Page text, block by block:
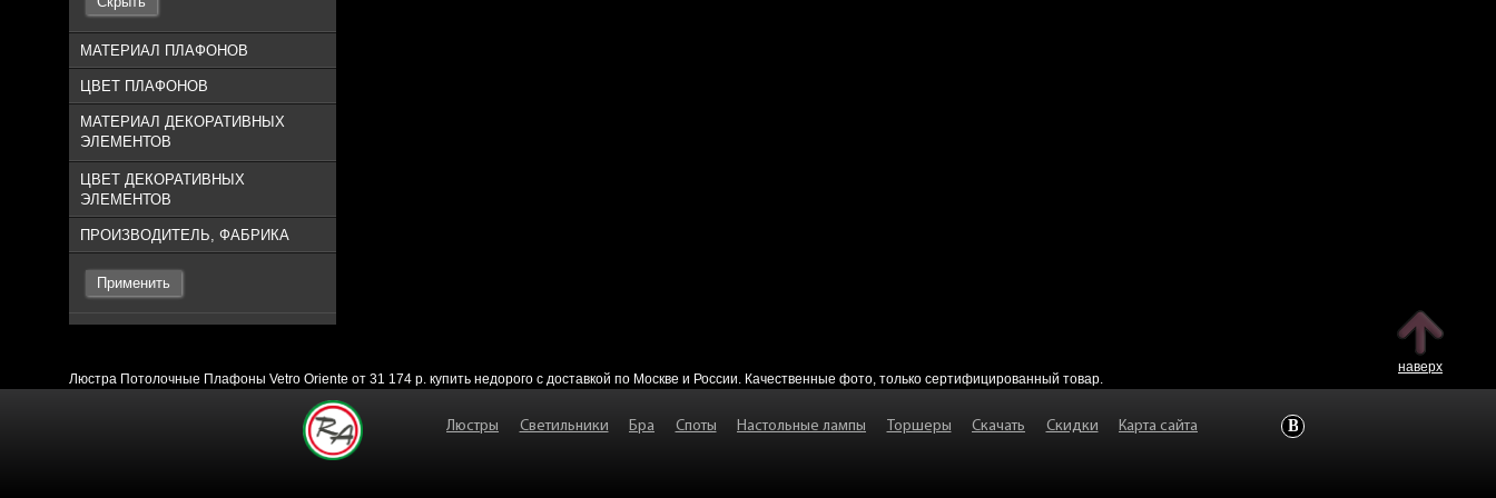
наверх
МАТЕРИАЛ ПЛАФОНОВ
ЦВЕТ ПЛАФОНОВ
МАТЕРИАЛ ДЕКОРАТИВНЫХ
ЭЛЕМЕНТОВ
ЦВЕТ ДЕКОРАТИВНЫХ
ЭЛЕМЕНТОВ
ПРОИЗВОДИТЕЛЬ, ФАБРИКА
Применить
Люстра Потолочные Плафоны Vetro Oriente от 31 174 р. купить недорого с доставкой по Москве и России. Качественные фото, только сертифицированный товар.
Люстры Светильники Бра Споты Настольные лампы Торшеры Скачать Скидки Карта сайта